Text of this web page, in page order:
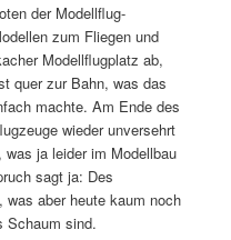
der Modellflug-
zum Fliegen und
Modellflugplatz ab,
quer zur Bahn, was das
machte. Am Ende des
wieder unversehrt
ja leider im Modellbau
sagt ja: Des
aber heute kaum noch
Schaum sind.